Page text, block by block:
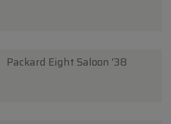
Packard Eight Saloon '38